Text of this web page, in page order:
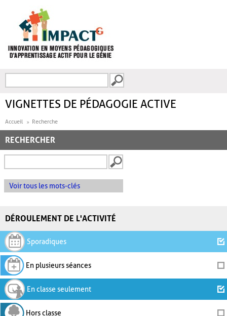
FORMULAIRE DE
VIGNETTES DE PÉDAGOGIE ACTIVE
Accueil Recherche
RECHERCHER
Voir tous les mots-clés
DÉROULEMENT DE L'ACTIVITÉ
Sporadiques
En plusieurs séances
En classe seulement
Hors classe